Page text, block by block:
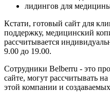
лидингов для
Кстати, готовый сайт для
поддержку, медицинский
рассчитывается
9.00 до 19.00.
Сотрудники Belberru - это
сайте, могут рассчитывать
этой компании и